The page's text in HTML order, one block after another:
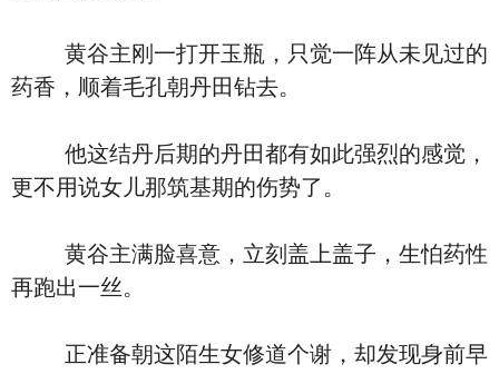
黄谷主刚一打开玉瓶，只觉一阵从未见过的
药香，顺着毛孔朝丹田钻去。
他这结丹后期的丹田都有如此强烈的感觉，
更不用说女儿那筑基期的伤势了。
黄谷主满脸喜意，立刻盖上盖子，生怕药性
再跑出一丝。
正准备朝这陌生女修道个谢，却发现身前早